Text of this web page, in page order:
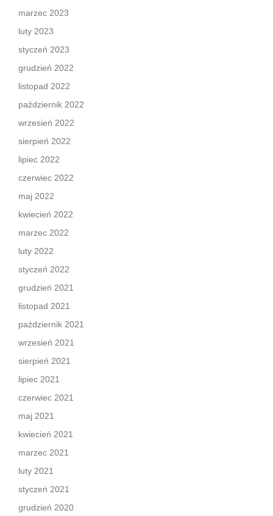
marzec 2023
luty 2023
styczeń 2023
grudzień 2022
listopad 2022
październik 2022
wrzesień 2022
sierpień 2022
lipiec 2022
czerwiec 2022
maj 2022
kwiecień 2022
marzec 2022
luty 2022
styczeń 2022
grudzień 2021
listopad 2021
październik 2021
wrzesień 2021
sierpień 2021
lipiec 2021
czerwiec 2021
maj 2021
kwiecień 2021
marzec 2021
luty 2021
styczeń 2021
grudzień 2020